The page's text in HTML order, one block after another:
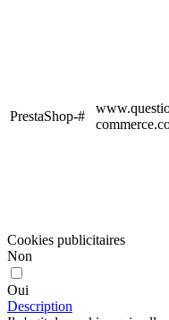
PrestaShop-#
Cookies publicitaires
Non
Oui
Description